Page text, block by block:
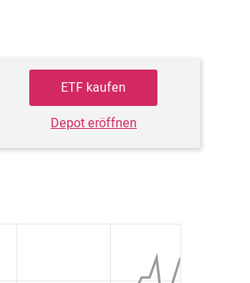
ETF kaufen
Depot eröffnen